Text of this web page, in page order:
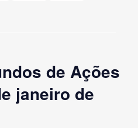
de Ações
janeiro de